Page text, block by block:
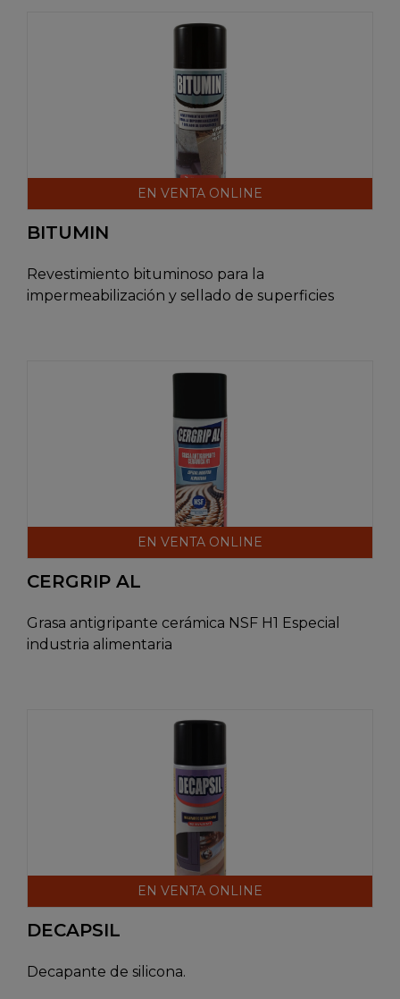
EN VENTA ONLINE
BITUMIN
Revestimiento bituminoso para la
impermeabilización y sellado de superficies
EN VENTA ONLINE
CERGRIP AL
Grasa antigripante cerámica NSF H1 Especial
industria alimentaria
EN VENTA ONLINE
DECAPSIL
Decapante de silicona.